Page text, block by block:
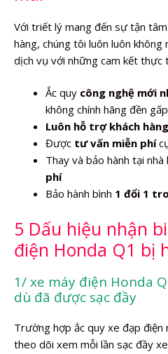
Với triết lý mang đến sự tận
hàng, chúng tôi luôn luôn
dịch vụ với những cam kết thực
Ắc quy công nghệ mới
không chính hãng đền
Luôn hỗ trợ khách hàng
Được tư vấn miễn phí
Thay và bảo hành tại nhà
phí
Bảo hành bình 1 đổi 1
5 Dấu hiệu nhận
điện Honda Q1 bị
1/ xe máy điện Honda
dù đã được sạc đầy
Trường hợp ắc quy xe đạp điện
theo dõi xem mỗi lần sạc đầy